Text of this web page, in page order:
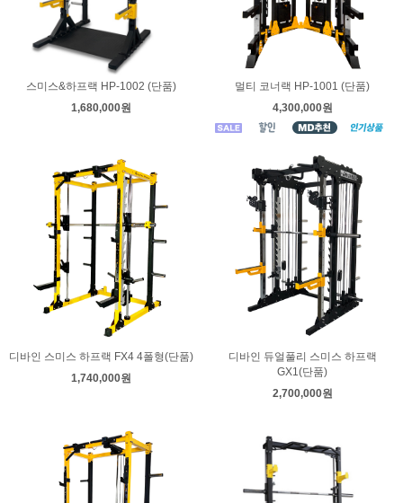
스미스&하프랙 HP-1002 (단품)
1,680,000원
멀티 코너랙 HP-1001 (단품)
4,300,000원
디바인 스미스 하프랙 FX4 4폴형(단품)
1,740,000원
디바인 듀얼풀리 스미스 하프랙
GX1(단품)
2,700,000원